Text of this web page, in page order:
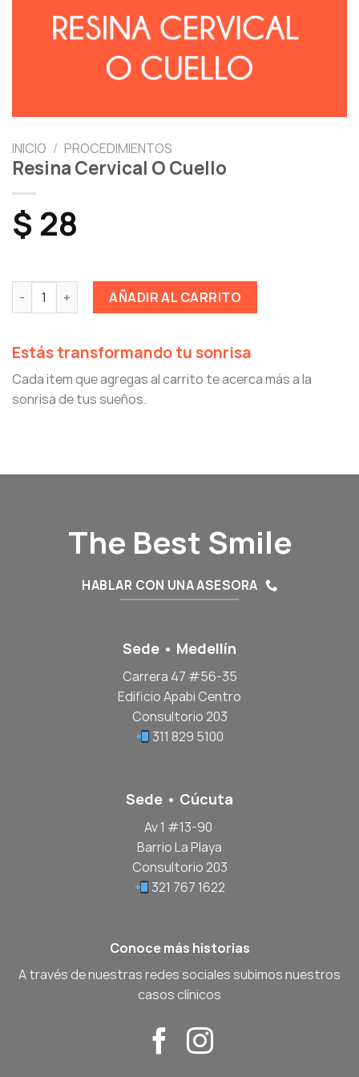
INICIO / PROCEDIMIENTOS
Resina Cervical O Cuello
$ 28
Resina Cervical O Cuello cantidad
AÑADIR AL CARRITO
Estás transformando tu sonrisa
Cada item que agregas al carrito te acerca más a la
sonrisa de tus sueños.
The Best Smile
HABLAR CON UNA ASESORA
Sede • Medellín
Carrera 47 #56-35
Edificio Apabi Centro
Consultorio 203
311 829 5100
Sede • Cúcuta
Av 1 #13-90
Barrio La Playa
Consultorio 203
321 767 1622
Conoce más historias
A través de nuestras redes sociales subimos nuestros
casos clínicos